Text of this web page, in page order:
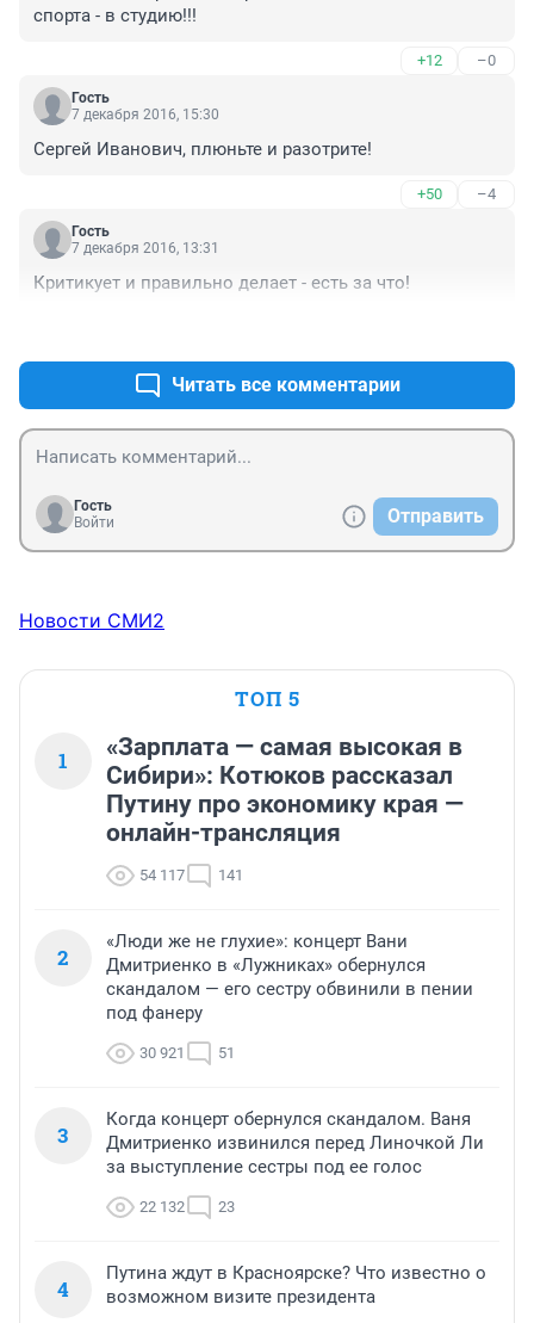
спорта - в студию!!!
+12 –0
Гость
7 декабря 2016, 15:30
Сергей Иванович, плюньте и разотрите!
+50 –4
Гость
7 декабря 2016, 13:31
Критикует и правильно делает - есть за что!
Читать все комментарии
Гость
Войти
Отправить
Новости СМИ2
ТОП 5
1
«Зарплата — самая высокая в
Сибири»: Котюков рассказал
Путину про экономику края —
онлайн-трансляция
54 117 141
2
«Люди же не глухие»: концерт Вани
Дмитриенко в «Лужниках» обернулся
скандалом — его сестру обвинили в пении
под фанеру
30 921 51
3
Когда концерт обернулся скандалом. Ваня
Дмитриенко извинился перед Линочкой Ли
за выступление сестры под ее голос
22 132 23
4
Путина ждут в Красноярске? Что известно о
возможном визите президента